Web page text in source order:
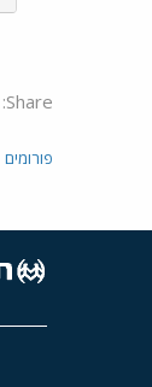
Share:
פורומים